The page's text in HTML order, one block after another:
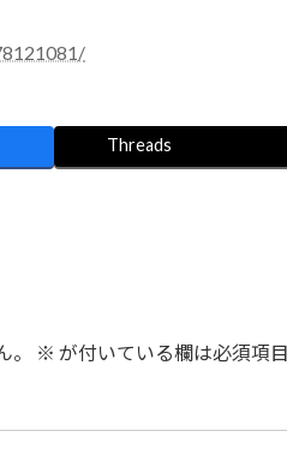
Threads
※ が付いている欄は必須項